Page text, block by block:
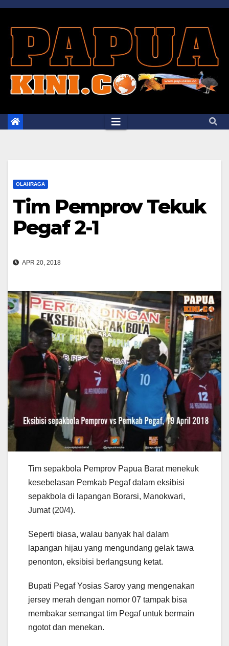
Skip
content
OLAHRAGA
Tim Pemprov Tekuk
Pegaf 2-1
APR 20, 2018
Tim sepakbola Pemprov Papua Barat menekuk
kesebelasan Pemkab Pegaf dalam eksibisi
sepakbola di lapangan Borarsi, Manokwari,
Jumat (20/4).
Seperti biasa, walau banyak hal dalam
lapangan hijau yang mengundang gelak tawa
penonton, eksibisi berlangsung ketat.
Bupati Pegaf Yosias Saroy yang mengenakan
jersey merah dengan nomor 07 tampak bisa
membakar semangat tim Pegaf untuk bermain
ngotot dan menekan.